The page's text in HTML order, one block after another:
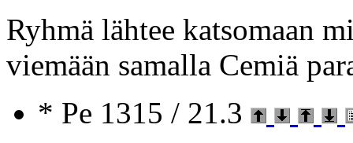
Ryhmä lähtee katsomaan
viemään samalla Cemiä
* Pe 1315 / 21.3